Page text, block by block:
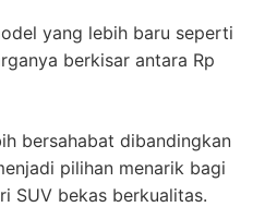
yang lebih baru seperti
berkisar antara Rp
bersahabat dibandingkan
pilihan menarik bagi
SUV bekas berkualitas.